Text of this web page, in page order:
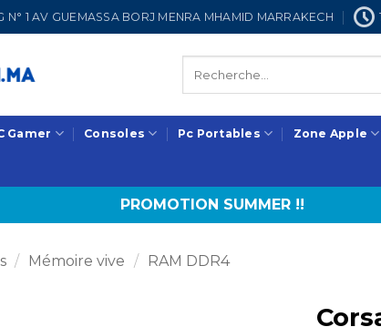
N° 1 AV GUEMASSA BORJ MENRA MHAMID MARRAKECH
Gamer Consoles Pc Portables Zone Apple
PROMOTION SUMMER !!
/ Mémoire vive / RAM DDR4